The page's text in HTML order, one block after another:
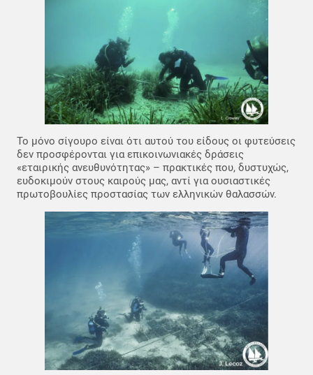
Το μόνο σίγουρο είναι ότι αυτού του είδους οι φυτεύσεις
δεν προσφέρονται για επικοινωνιακές δράσεις
«εταιρικής ανευθυνότητας» – πρακτικές που, δυστυχώς,
ευδοκιμούν στους καιρούς μας, αντί για ουσιαστικές
πρωτοβουλίες προστασίας των ελληνικών θαλασσών.